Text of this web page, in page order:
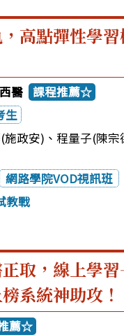
高點彈性學
醫 課程推薦☆
生
施政安) 、 程量子(陳宗
網路學院VOD視訊班
教戰
取，線上學
系統神助攻！
薦☆